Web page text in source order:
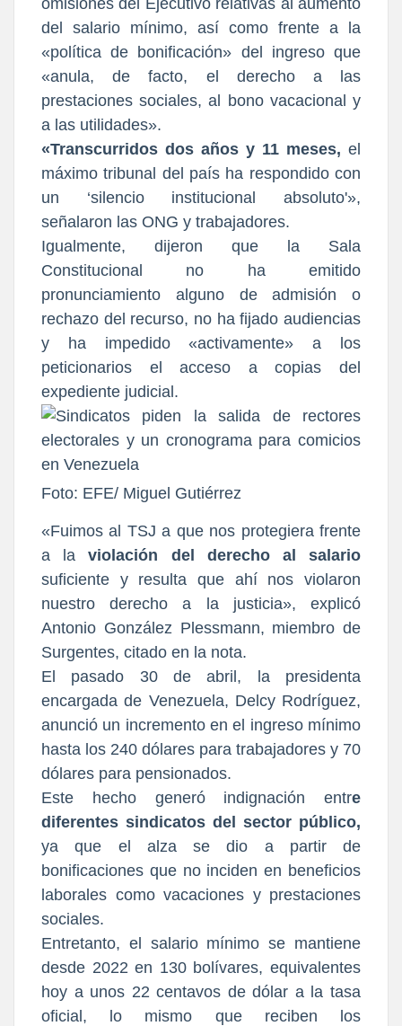
del salario mínimo, así como frente a la
«política de bonificación» del ingreso que
«anula, de facto, el derecho a las
prestaciones sociales, al bono vacacional y
a las utilidades».
«Transcurridos dos años y 11 meses, el
máximo tribunal del país ha respondido con
un ‘silencio institucional absoluto'»,
señalaron las ONG y trabajadores.
Igualmente, dijeron que la Sala
Constitucional no ha emitido
pronunciamiento alguno de admisión o
rechazo del recurso, no ha fijado audiencias
y ha impedido «activamente» a los
peticionarios el acceso a copias del
expediente judicial.
Foto: EFE/ Miguel Gutiérrez
«Fuimos al TSJ a que nos protegiera frente
a la
violación del derecho al salario
suficiente y resulta que ahí nos violaron
nuestro derecho a la justicia», explicó
Antonio González Plessmann, miembro de
Surgentes, citado en la nota.
El pasado 30 de abril, la presidenta
encargada de Venezuela, Delcy Rodríguez,
anunció un incremento en el ingreso mínimo
hasta los 240 dólares para trabajadores y 70
dólares para pensionados.
Este hecho generó indignación entre
diferentes sindicatos del sector público,
ya que el alza se dio a partir de
bonificaciones que no inciden en beneficios
laborales como vacaciones y prestaciones
sociales.
Entretanto, el salario mínimo se mantiene
desde 2022 en 130 bolívares, equivalentes
hoy a unos 22 centavos de dólar a la tasa
oficial, lo mismo que reciben los